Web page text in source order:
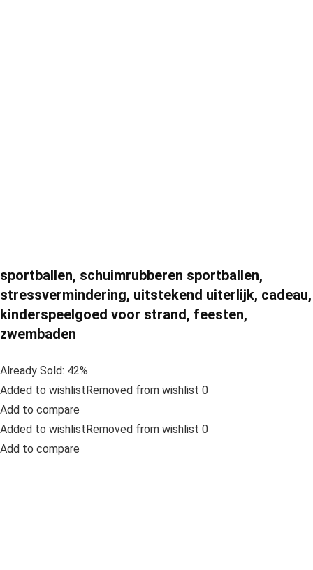
sportballen, schuimrubberen sportballen,
stressvermindering, uitstekend uiterlijk, cadeau,
kinderspeelgoed voor strand, feesten,
zwembaden
Already Sold: 42%
Added to wishlistRemoved from wishlist 0
Add to compare
Added to wishlistRemoved from wishlist 0
Add to compare